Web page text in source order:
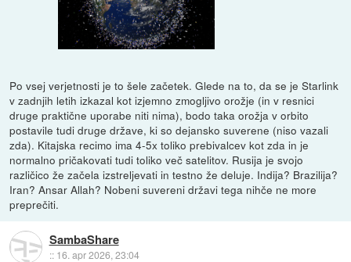
Po vsej verjetnosti je to šele začetek. Glede na to, da se je Starlink
v zadnjih letih izkazal kot izjemno zmogljivo orožje (in v resnici
druge praktične uporabe niti nima), bodo taka orožja v orbito
postavile tudi druge države, ki so dejansko suverene (niso vazali
zda). Kitajska recimo ima 4-5x toliko prebivalcev kot zda in je
normalno pričakovati tudi toliko več satelitov. Rusija je svojo
različico že začela izstreljevati in testno že deluje. Indija? Brazilija?
Iran? Ansar Allah? Nobeni suvereni državi tega nihče ne more
preprečiti.
SambaShare
:: 16. apr 2026, 23:04